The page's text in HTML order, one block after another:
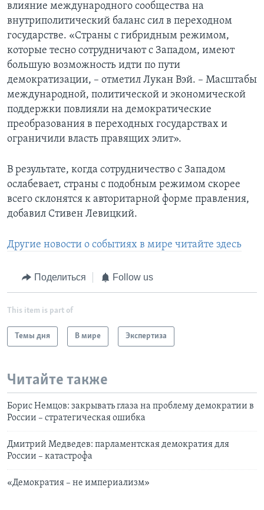
влияние международного сообщества на
внутриполитический баланс сил в переходном
государстве. «Страны с гибридным режимом,
которые тесно сотрудничают с Западом, имеют
большую возможность идти по пути
демократизации, – отметил Лукан Вэй. – Масштабы
международной, политической и экономической
поддержки повлияли на демократические
преобразования в переходных государствах и
ограничили власть правящих элит».
В результате, когда сотрудничество с Западом
ослабевает, страны с подобным режимом скорее
всего склонятся к авторитарной форме правления,
добавил Стивен Левицкий.
Другие новости о событиях в мире читайте здесь
Поделиться Follow us
This item is part of
Темы дня В мире Экспертиза
Читайте также
Борис Немцов: закрывать глаза на проблему демократии в
России – стратегическая ошибка
Дмитрий Медведев: парламентская демократия для
России – катастрофа
«Демократия – не империализм»